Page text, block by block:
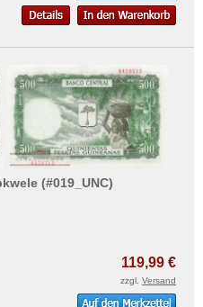
(#019_UNC)
119,99 €
zzgl. Versand